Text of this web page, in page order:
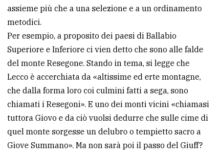
assieme più che a una selezione e a un ordinamento
metodici.
Per esempio, a proposito dei paesi di Ballabio
Superiore e Inferiore ci vien detto che sono alle falde
del monte Resegone. Stando in tema, si legge che
Lecco è accerchiata da «altissime ed erte montagne,
che dalla forma loro coi culmini fatti a sega, sono
chiamati i Resegoni». E uno dei monti vicini «chiamasi
tuttora Giovo e da ciò vuolsi dedurre che sulle cime di
quel monte sorgesse un delubro o tempietto sacro a
Giove Summano». Ma non sarà poi il passo del Giuff?